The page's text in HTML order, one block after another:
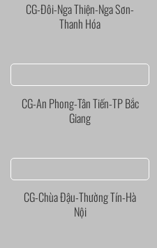
CG-Đôi-Nga Thiện-Nga Sơn-
Thanh Hóa
CG-An Phong-Tân Tiến-TP Bắc
Giang
CG-Chùa Đậu-Thường Tín-Hà
Nội